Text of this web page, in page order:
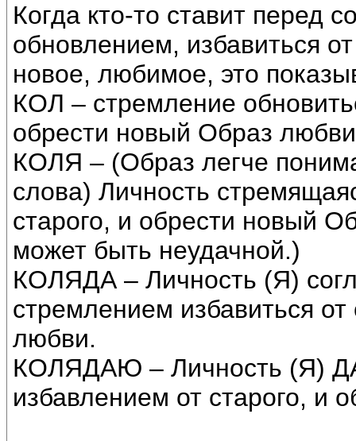
Когда кто-то ставит перед
обновлением, избавиться
новое, любимое, это
КОЛ – стремление
обрести новый Образ
КОЛЯ – (Образ легче
слова) Личность
старого, и обрести новый
может быть неудачной.)
КОЛЯДА – Личность (Я)
стремлением избавиться
любви.
КОЛЯДАЮ – Личность (Я)
избавлением от старого, и